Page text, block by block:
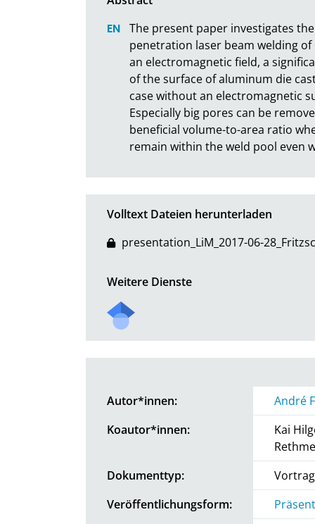
The present paper investigates
penetration laser beam welding
an electromagnetic field, a
of the surface of aluminum die
case without an electromagnetic
Especially big pores can be
beneficial volume-to-area ratio
remain within the weld pool even
Volltext Dateien herunterladen
presentation_LiM_2017-06-
Weitere Dienste
Autor*innen:
André
Koautor*innen:
Kai
Dokumenttyp:
Vortrag
Veröffentlichungsform: